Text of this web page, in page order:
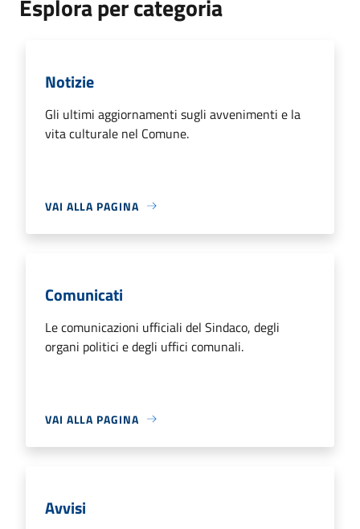
Esplora per categoria
Notizie
Gli ultimi aggiornamenti sugli avvenimenti e la
vita culturale nel Comune.
VAI ALLA PAGINA
Comunicati
Le comunicazioni ufficiali del Sindaco, degli
organi politici e degli uffici comunali.
VAI ALLA PAGINA
Avvisi